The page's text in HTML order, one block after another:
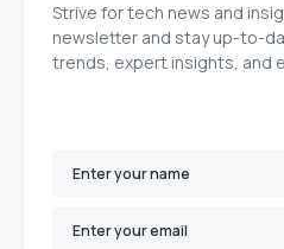
Strive for tech news and
newsletter and stay up-to-
trends, expert insights, and